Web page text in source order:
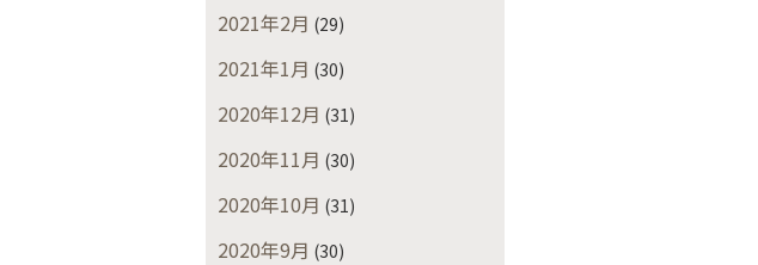
2021年2月 (29)
2021年1月 (30)
2020年12月 (31)
2020年11月 (30)
2020年10月 (31)
2020年9月 (30)